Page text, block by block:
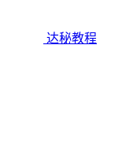
达秘教程